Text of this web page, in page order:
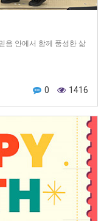
음 안에서 함께 풍성한 삶
0 1416